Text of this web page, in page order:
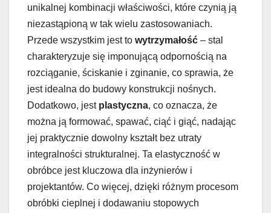
unikalnej kombinacji właściwości, które czynią ją
niezastąpioną w tak wielu zastosowaniach.
Przede wszystkim jest to wytrzymałość – stal
charakteryzuje się imponującą odpornością na
rozciąganie, ściskanie i zginanie, co sprawia, że
jest idealna do budowy konstrukcji nośnych.
Dodatkowo, jest plastyczna, co oznacza, że
można ją formować, spawać, ciąć i giąć, nadając
jej praktycznie dowolny kształt bez utraty
integralności strukturalnej. Ta elastyczność w
obróbce jest kluczowa dla inżynierów i
projektantów. Co więcej, dzięki różnym procesom
obróbki cieplnej i dodawaniu stopowych